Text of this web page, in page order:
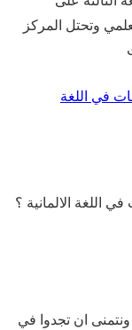
وتحتل المركز
اللغة الالمانية ؟
ونتمنى ان تجدوا في